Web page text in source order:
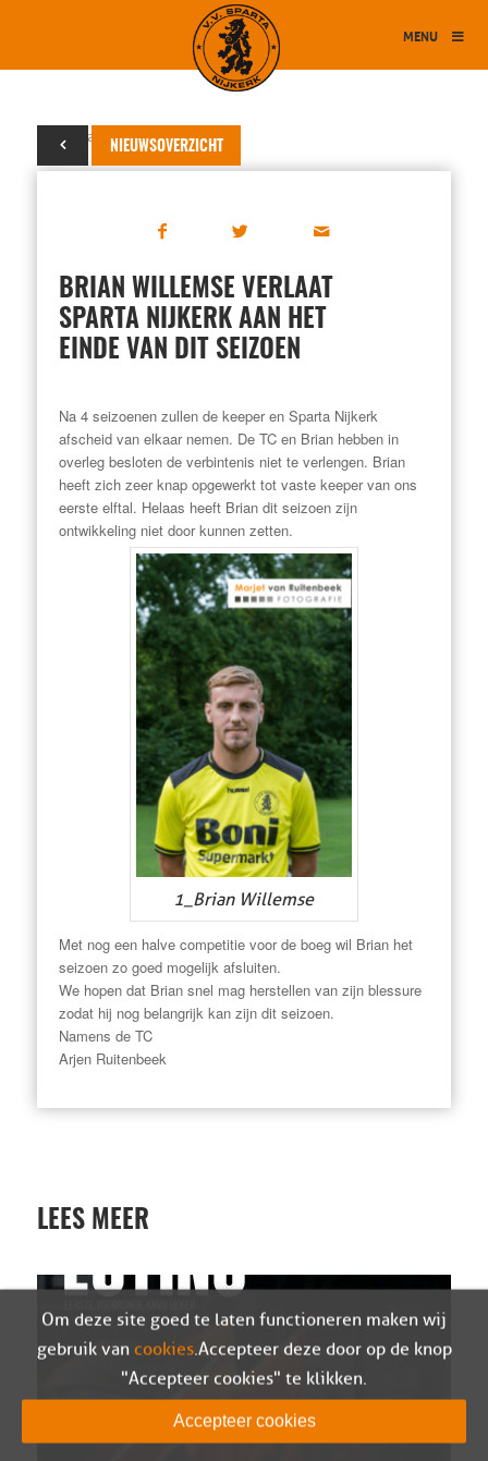
MENU
NIEUWSOVERZICHT
16 januari 2018
BRIAN WILLEMSE VERLAAT
SPARTA NIJKERK AAN HET
EINDE VAN DIT SEIZOEN
Na 4 seizoenen zullen de keeper en Sparta Nijkerk
afscheid van elkaar nemen. De TC en Brian hebben in
overleg besloten de verbintenis niet te verlengen. Brian
heeft zich zeer knap opgewerkt tot vaste keeper van ons
eerste elftal. Helaas heeft Brian dit seizoen zijn
ontwikkeling niet door kunnen zetten.
1_Brian Willemse
Met nog een halve competitie voor de boeg wil Brian het
seizoen zo goed mogelijk afsluiten.
We hopen dat Brian snel mag herstellen van zijn blessure
zodat hij nog belangrijk kan zijn dit seizoen.
Namens de TC
Arjen Ruitenbeek
LEES MEER
Om deze site goed te laten functioneren maken wij
gebruik van cookies. Accepteer deze door op de knop
"Accepteer cookies" te klikken.
Accepteer cookies